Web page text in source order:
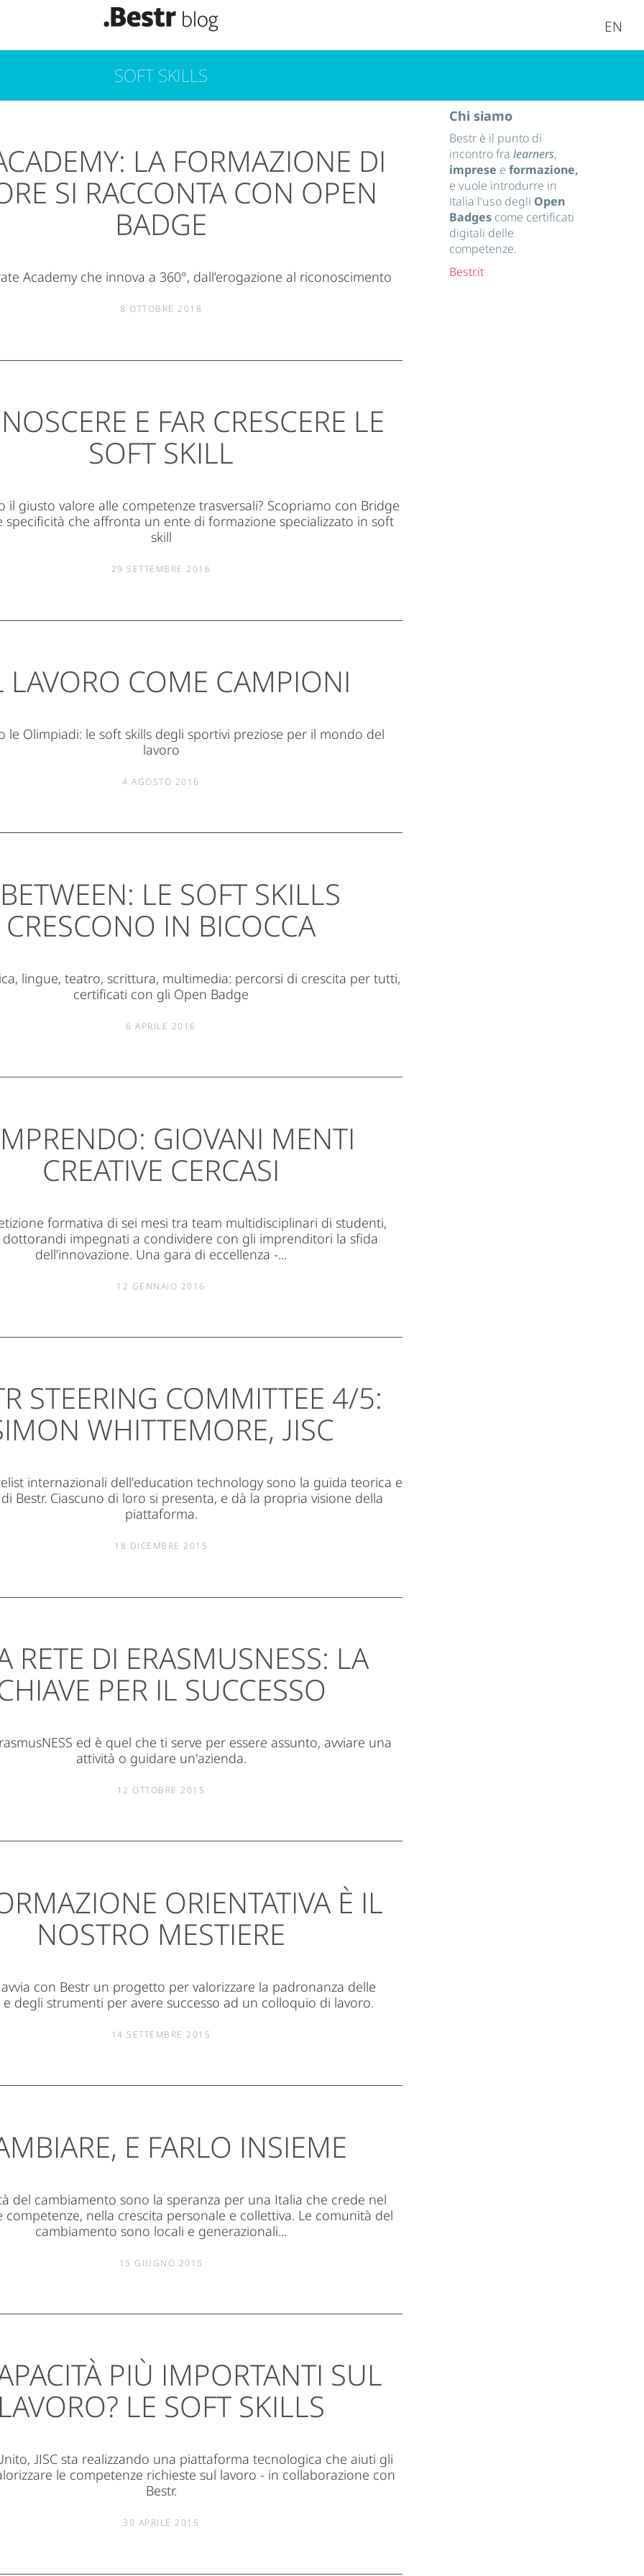
EN
SOFT SKILLS
LA FORMAZIONE DI
SI RACCONTA CON OPEN
BADGE
Academy che innova a 360°, dall’erogazione al riconoscimento
8 OTTOBRE 2018
E FAR CRESCERE LE
SOFT SKILL
il giusto valore alle competenze trasversali? Scopriamo con Bridge
specificità che affronta un ente di formazione specializzato in soft
skill
29 SETTEMBRE 2016
LAVORO COME CAMPIONI
le Olimpiadi: le soft skills degli sportivi preziose per il mondo del
lavoro
4 AGOSTO 2016
LE SOFT SKILLS
CRESCONO IN BICOCCA
lingue, teatro, scrittura, multimedia: percorsi di crescita per tutti,
certificati con gli Open Badge
6 APRILE 2016
GIOVANI MENTI
CREATIVE CERCASI
formativa di sei mesi tra team multidisciplinari di studenti,
dottorandi impegnati a condividere con gli imprenditori la sfida
dell’innovazione. Una gara di eccellenza -...
12 GENNAIO 2016
STEERING COMMITTEE 4/5:
WHITTEMORE, JISC
internazionali dell'education technology sono la guida teorica e
Bestr. Ciascuno di loro si presenta, e dà la propria visione della
piattaforma.
18 DICEMBRE 2015
RETE DI ERASMUSNESS: LA
PER IL SUCCESSO
ed è quel che ti serve per essere assunto, avviare una
attività o guidare un'azienda.
12 OTTOBRE 2015
ORIENTATIVA È IL
NOSTRO MESTIERE
con Bestr un progetto per valorizzare la padronanza delle
degli strumenti per avere successo ad un colloquio di lavoro.
14 SETTEMBRE 2015
E FARLO INSIEME
del cambiamento sono la speranza per una Italia che crede nel
competenze, nella crescita personale e collettiva. Le comunità del
cambiamento sono locali e generazionali...
15 GIUGNO 2015
PIÙ IMPORTANTI SUL
LAVORO? LE SOFT SKILLS
JISC sta realizzando una piattaforma tecnologica che aiuti gli
le competenze richieste sul lavoro - in collaborazione con
Bestr.
30 APRILE 2015
Chi siamo
Bestr è il punto di
incontro fra learners,
imprese e formazione,
e vuole introdurre in
Italia l'uso degli Open
Badges come certificati
digitali delle
competenze.
Bestr.it